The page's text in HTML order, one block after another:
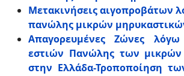
Μετακινήσεις αιγοπροβάτων
πανώλης μικρών
Απαγορευμένες Ζώνες λόγω
εστιών Πανώλης των μικρών
στην Ελλάδα-Τροποποίηση